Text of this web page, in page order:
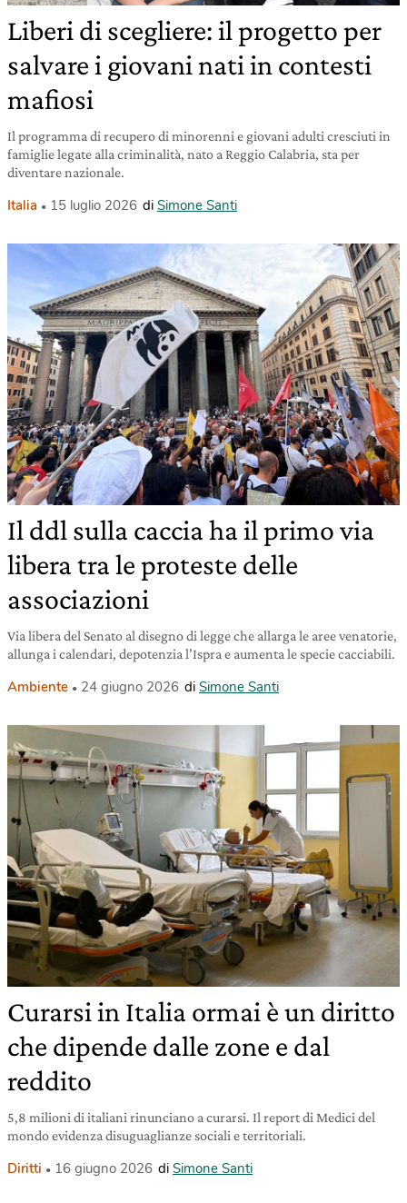
Liberi di scegliere: il progetto per
salvare i giovani nati in contesti
mafiosi
Il programma di recupero di minorenni e giovani adulti cresciuti in
famiglie legate alla criminalità, nato a Reggio Calabria, sta per
diventare nazionale.
Italia 15 luglio 2026 di Simone Santi
Il ddl sulla caccia ha il primo via
libera tra le proteste delle
associazioni
Via libera del Senato al disegno di legge che allarga le aree venatorie,
allunga i calendari, depotenzia l’Ispra e aumenta le specie cacciabili.
Ambiente 24 giugno 2026 di Simone Santi
Curarsi in Italia ormai è un diritto
che dipende dalle zone e dal
reddito
5,8 milioni di italiani rinunciano a curarsi. Il report di Medici del
mondo evidenza disuguaglianze sociali e territoriali.
Diritti 16 giugno 2026 di Simone Santi